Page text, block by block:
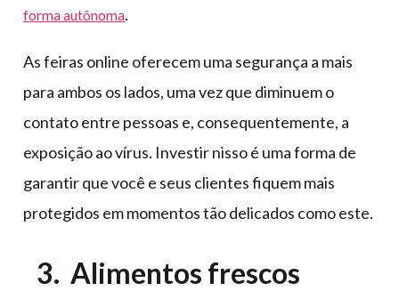
forma autônoma.
As feiras online oferecem uma segurança a mais
para ambos os lados, uma vez que diminuem o
contato entre pessoas e, consequentemente, a
exposição ao vírus. Investir nisso é uma forma de
garantir que você e seus clientes fiquem mais
protegidos em momentos tão delicados como este.
3. Alimentos frescos